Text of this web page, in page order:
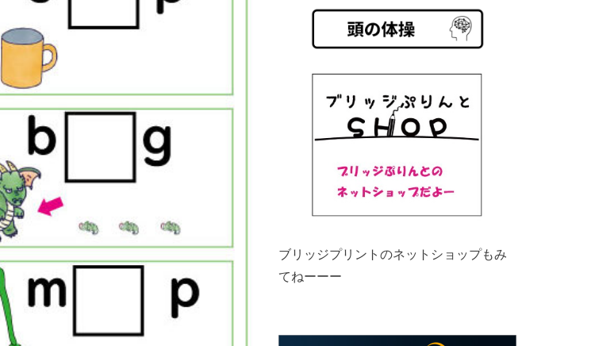
ブリッジプリントのネットショップもみ
てねーーー